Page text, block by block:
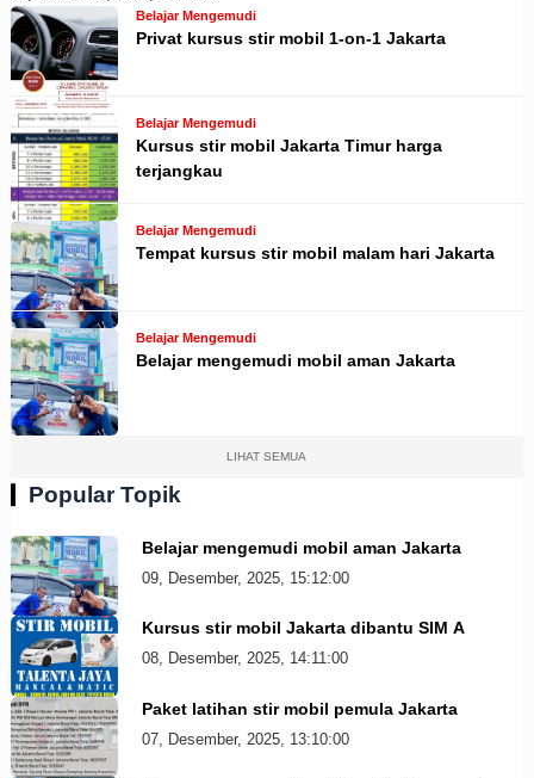
Belajar Mengemudi
Privat kursus stir mobil 1-on-1 Jakarta
Belajar Mengemudi
Kursus stir mobil Jakarta Timur harga
terjangkau
Belajar Mengemudi
Tempat kursus stir mobil malam hari Jakarta
Belajar Mengemudi
Belajar mengemudi mobil aman Jakarta
LIHAT SEMUA
Popular Topik
Belajar mengemudi mobil aman Jakarta
09, Desember, 2025, 15:12:00
Kursus stir mobil Jakarta dibantu SIM A
08, Desember, 2025, 14:11:00
Paket latihan stir mobil pemula Jakarta
07, Desember, 2025, 13:10:00